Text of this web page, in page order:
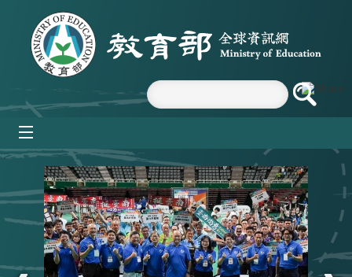
跳到主要內容區塊
:::